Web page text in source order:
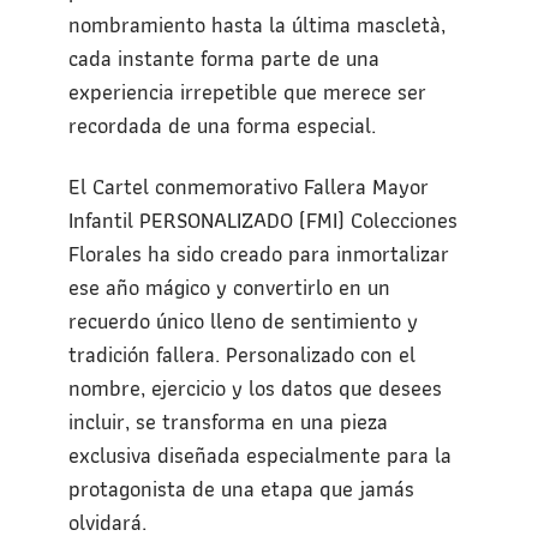
nombramiento hasta la última mascletà,
cada instante forma parte de una
experiencia irrepetible que merece ser
recordada de una forma especial.
El Cartel conmemorativo Fallera Mayor
Infantil PERSONALIZADO (FMI) Colecciones
Florales ha sido creado para inmortalizar
ese año mágico y convertirlo en un
recuerdo único lleno de sentimiento y
tradición fallera. Personalizado con el
nombre, ejercicio y los datos que desees
incluir, se transforma en una pieza
exclusiva diseñada especialmente para la
protagonista de una etapa que jamás
olvidará.